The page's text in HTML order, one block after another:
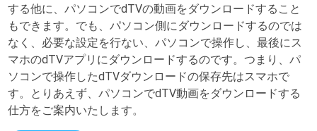
する他に、パソコンでdTVの動画をダウンロードすること
もできます。でも、パソコン側にダウンロードするのでは
なく、必要な設定を行ない、パソコンで操作し、最後にス
マホのdTVアプリにダウンロードするのです。つまり、パ
ソコンで操作したdTVダウンロードの保存先はスマホで
す。とりあえず、パソコンでdTV動画をダウンロードする
仕方をご案内いたします。